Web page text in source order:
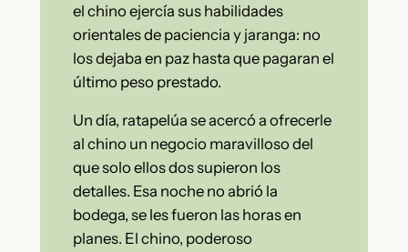
el chino ejercía sus habilidades
orientales de paciencia y jaranga: no
los dejaba en paz hasta que pagaran el
último peso prestado.
Un día, ratapelúa se acercó a ofrecerle
al chino un negocio maravilloso del
que solo ellos dos supieron los
detalles. Esa noche no abrió la
bodega, se les fueron las horas en
planes. El chino, poderoso